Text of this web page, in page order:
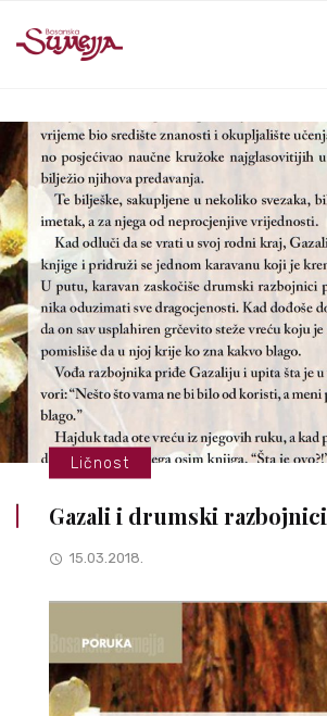
Ličnost
Gazali i drumski razbojnici
15.03.2018.